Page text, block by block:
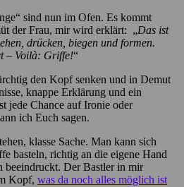
sind nun im Ofen. Es kommt
der Frau, mir wird erklärt: „Das ist
drücken, biegen und formen.
– Voilà: Griffe!“
den Kopf senken und in Demut
knappe Erklärung und ein
jede Chance auf Ironie oder
ich Euch sagen.
klasse Sache. Man kann sich
basteln, richtig an die eigene Hand
beeindruckt. Der Bastler in mir
Kopf, was da noch alles möglich ist